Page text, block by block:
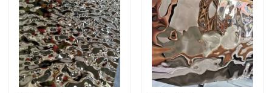
À propos de nous
visite de l'usine